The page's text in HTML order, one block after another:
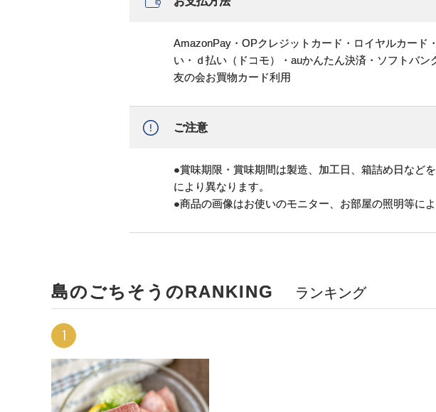
AmazonPay・OPクレジットカード・ロイヤルカー
い・ｄ払い（ドコモ）・auかんたん決済・ソフトバ
友の会お買物カード利用
ご注意
●賞味期限・賞味期間は製造、加工日、箱詰め日など
により異なります。
●商品の画像はお使いのモニター、お部屋の照明等に
島のごちそうのRANKING ランキング
1